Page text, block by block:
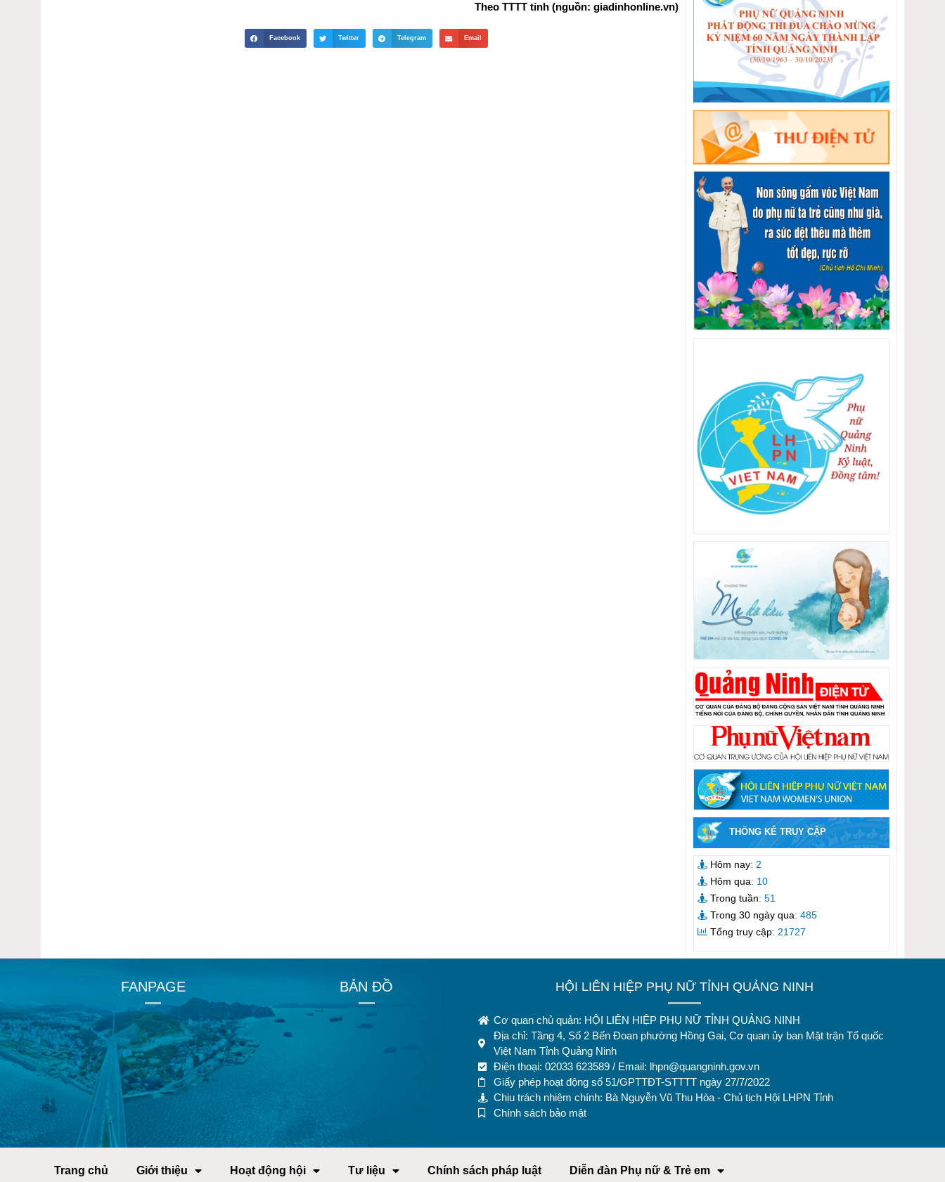
Theo TTTT tỉnh (nguồn: giadinhonline.vn)
Facebook Twitter Telegram Email
THỐNG KÊ TRUY CẬP
Hôm nay: 2
Hôm qua: 10
Trong tuần: 51
Trong 30 ngày qua: 485
Tổng truy cập: 21727
FANPAGE BẢN ĐỒ HỘI LIÊN HIỆP PHỤ NỮ TỈNH QUẢNG NINH
Cơ quan chủ quản: HỘI LIÊN HIỆP PHỤ NỮ TỈNH QUẢNG NINH
Địa chỉ: Tầng 4, Số 2 Bến Đoan phường Hồng Gai, Cơ quan ủy ban Mặt trận Tổ quốc
Việt Nam Tỉnh Quảng Ninh
Điện thoại: 02033 623589 / Email: lhpn@quangninh.gov.vn
Giấy phép hoạt động số 51/GPTTĐT-STTTT ngày 27/7/2022
Chịu trách nhiệm chính: Bà Nguyễn Vũ Thu Hòa - Chủ tịch Hội LHPN Tỉnh
Chính sách bảo mật
Trang chủ Giới thiệu Hoạt động hội Tư liệu Chính sách pháp luật Diễn đàn Phụ nữ & Trẻ em